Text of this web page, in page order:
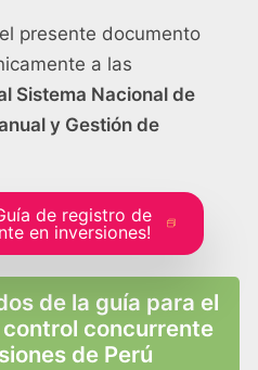
presente documento
a las
Sistema Nacional de
y Gestión de
de registro de
en inversiones!
de la guía para el
concurrente
de Perú